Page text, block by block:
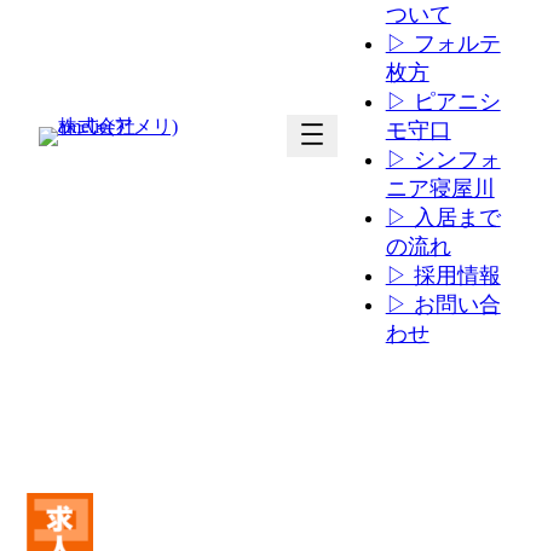
ついて
▷ フォルテ
枚方
▷ ピアニシ
モ守口
▷ シンフォ
ニア寝屋川
▷ 入居まで
の流れ
▷ 採用情報
▷ お問い合
わせ